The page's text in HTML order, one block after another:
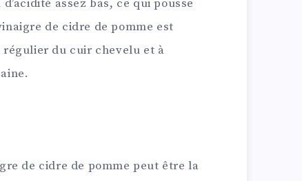
assez bas, ce qui pousse
de cidre de pomme est
du cuir chevelu et à
de cidre de pomme peut être la